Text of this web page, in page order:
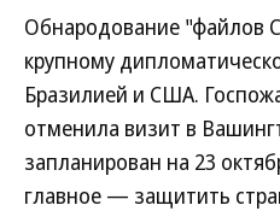
Обнародование "файлов
крупному
Бразилией и США.
отменила визит в
запланирован на 23
главное — защитить